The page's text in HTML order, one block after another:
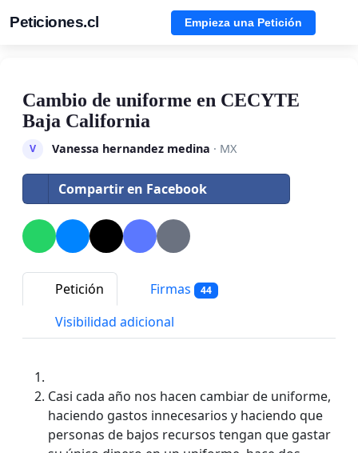
Peticiones.cl Empieza una Petición
Cambio de uniforme en CECYTE
Baja California
V Vanessa hernandez medina · MX
Compartir en Facebook
Petición Firmas 44
Visibilidad adicional
Casi cada año nos hacen cambiar de uniforme,
haciendo gastos innecesarios y haciendo que
personas de bajos recursos tengan que gastar